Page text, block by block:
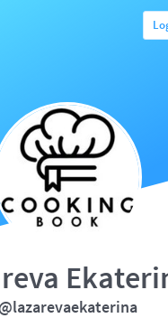
@lazarevaekaterina